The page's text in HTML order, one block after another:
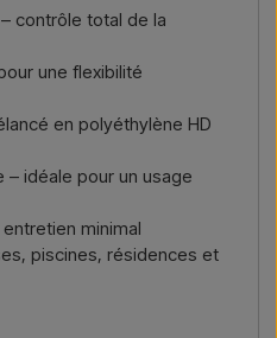
contrôle total de la
une flexibilité
en polyéthylène HD
– idéale pour un usage
minimal
piscines, résidences et